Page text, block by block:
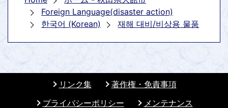
Foreign Language(disaster action)
한국어 (Korean)
재해 대비/비상용 물품
リンク集
著作権・免責事項
プライバシーポリシー
メンテナンス